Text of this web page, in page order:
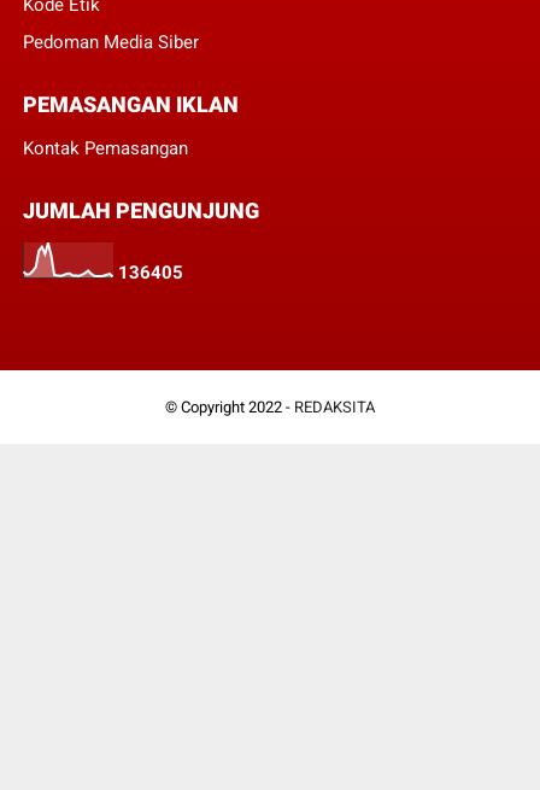
Pedoman Media Siber
PEMASANGAN IKLAN
Kontak Pemasangan
JUMLAH PENGUNJUNG
136405
© Copyright 2022 - REDAKSITA